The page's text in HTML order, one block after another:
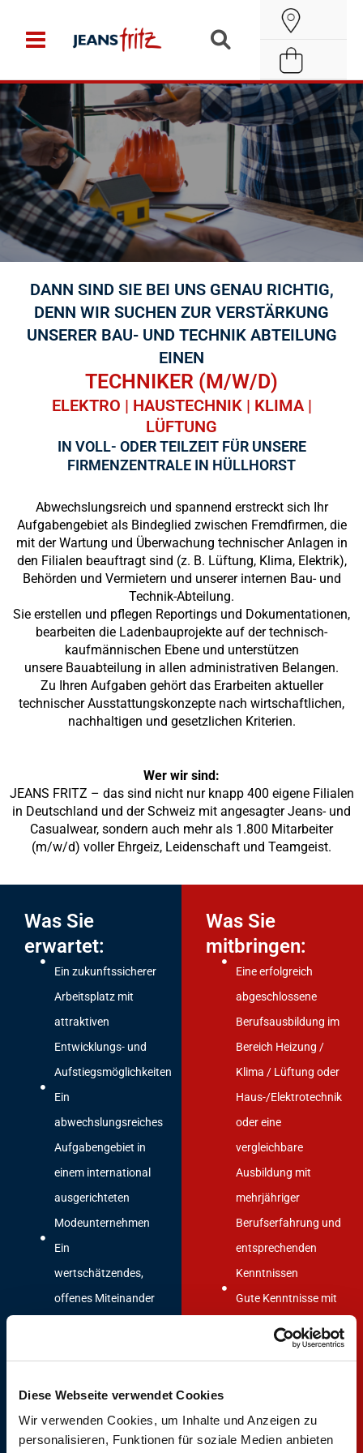
Diese Webseite verwendet Cookies
Wir verwenden Cookies, um Inhalte und Anzeigen zu
personalisieren, Funktionen für soziale Medien anbieten
springen
öffnen
LUST AUF EINEN
TRAUMJOB IN DER
MODEBRANCHE?
DANN SIND SIE BEI UNS GENAU RICHTIG,
DENN WIR SUCHEN ZUR VERSTÄRKUNG
UNSERER BAU- UND TECHNIK ABTEILUNG
EINEN
TECHNIKER (M/W/D)
ELEKTRO | HAUSTECHNIK | KLIMA |
LÜFTUNG
IN VOLL- ODER TEILZEIT FÜR UNSERE
FIRMENZENTRALE IN HÜLLHORST
Abwechslungsreich und spannend erstreckt sich Ihr
Aufgabengebiet als Bindeglied zwischen Fremdfirmen, die
mit der Wartung und Überwachung technischer Anlagen in
den Filialen beauftragt sind (z. B. Lüftung, Klima, Elektrik),
Behörden und Vermietern und unserer internen Bau- und
Technik-Abteilung.
Sie erstellen und pflegen Reportings und Dokumentationen,
bearbeiten die Ladenbauprojekte auf der technisch-
kaufmännischen Ebene und unterstützen
unsere Bauabteilung in allen administrativen Belangen.
Zu Ihren Aufgaben gehört das Erarbeiten aktueller
technischer Ausstattungskonzepte nach wirtschaftlichen,
nachhaltigen und gesetzlichen Kriterien.
Wer wir sind:
JEANS FRITZ – das sind nicht nur knapp 400 eigene Filialen
in Deutschland und der Schweiz mit angesagter Jeans- und
Casualwear, sondern auch mehr als 1.800 Mitarbeiter
(m/w/d) voller Ehrgeiz, Leidenschaft und Teamgeist.
Was Sie
erwartet:
Ein zukunftssicherer
Arbeitsplatz mit
attraktiven
Entwicklungs- und
Aufstiegsmöglichkeiten
Ein
abwechslungsreiches
Aufgabengebiet in
einem international
ausgerichteten
Modeunternehmen
Ein
wertschätzendes,
offenes Miteinander
Team
Eine faire und
leistungsgerechte
Was Sie
mitbringen:
Eine erfolgreich
abgeschlossene
Berufsausbildung im
Bereich Heizung /
Klima / Lüftung oder
Haus-/Elektrotechnik
oder eine
vergleichbare
Ausbildung mit
mehrjähriger
Berufserfahrung und
entsprechenden
Kenntnissen
Gute Kenntnisse mit
Programmen und
sorgfältige